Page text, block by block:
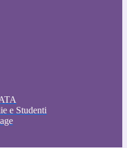
e Studenti